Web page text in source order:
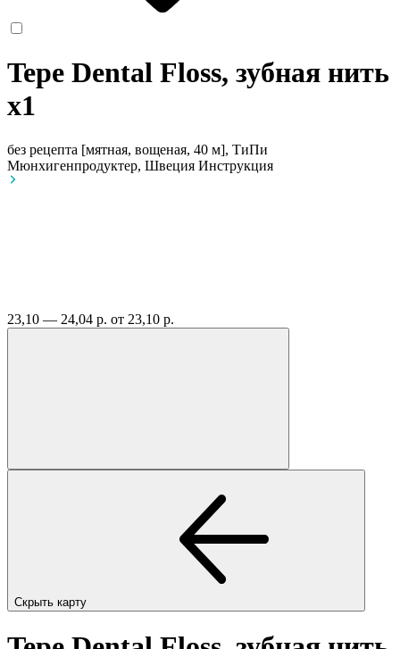
Tepe Dental Floss, зубная нить
x1
без рецепта [мятная, вощеная, 40 м], ТиПи
Мюнхигенпродуктер, Швеция Инструкция
23,10 — 24,04 р. от 23,10 р.
Скрыть карту